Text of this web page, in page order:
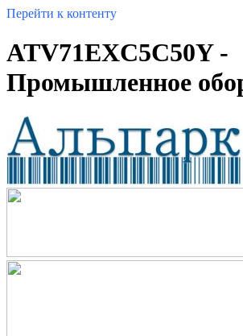
Перейти к контенту
ATV71EXC5C50Y -
Промышленное